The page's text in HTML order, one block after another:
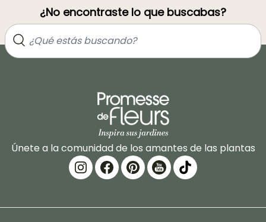
¿No encontraste lo que buscabas?
Únete a la comunidad de los amantes de las plantas